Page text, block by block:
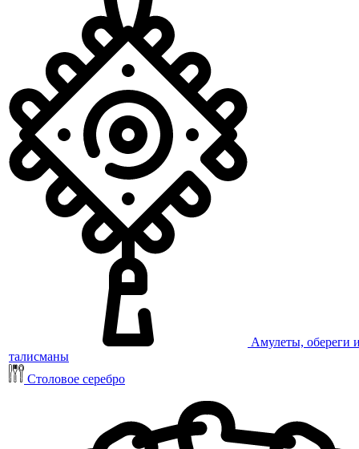
Амулеты, обереги
талисманы
Столовое серебро